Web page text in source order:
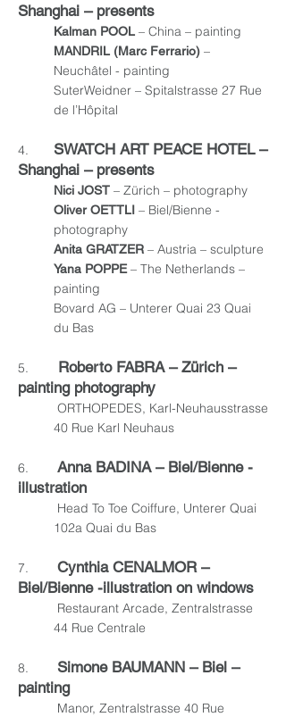
Shanghai – presents
Kalman POOL – China – painting
MANDRIL (Marc Ferrario) –
Neuchâtel - painting
SuterWeidner – Spitalstrasse 27 Rue
de l’Hôpital
4. SWATCH ART PEACE HOTEL –
Shanghai – presents
Nici JOST – Zürich – photography
Oliver OETTLI – Biel/Bienne -
photography
Anita GRATZER – Austria – sculpture
Yana POPPE– The Netherlands –
painting
Bovard AG – Unterer Quai 23 Quai
du Bas
5.
Roberto FABRA – Zürich –
painting photography
ORTHOPEDES, Karl-Neuhausstrasse
40 Rue Karl Neuhaus
6. Anna BADINA – Biel/Bienne -
illustration
Head To Toe Coiffure, Unterer Quai
102a Quai du Bas
7. Cynthia CENALMOR –
Biel/Bienne -illustration on windows
Restaurant Arcade, Zentralstrasse
44 Rue Centrale
8. Simone BAUMANN – Biel –
painting
Manor, Zentralstrasse 40 Rue